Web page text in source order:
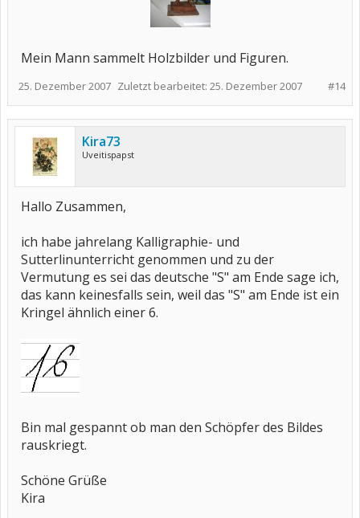
Mein Mann sammelt Holzbilder und Figuren.
#14
25. Dezember 2007 Zuletzt bearbeitet: 25. Dezember 2007
Kira73
Uveitispapst
Hallo Zusammen,
ich habe jahrelang Kalligraphie- und
Sutterlinunterricht genommen und zu der
Vermutung es sei das deutsche "S" am Ende sage ich,
das kann keinesfalls sein, weil das "S" am Ende ist ein
Kringel ähnlich einer 6.
Bin mal gespannt ob man den Schöpfer des Bildes
rauskriegt.
Schöne Grüße
Kira